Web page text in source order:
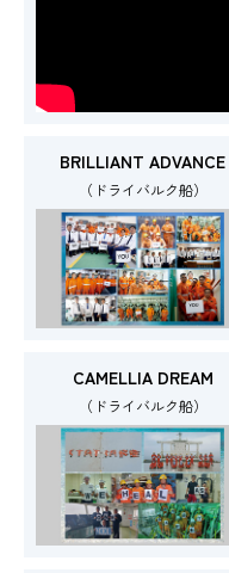
BRILLIANT ADVANCE
（ドライバルク船）
CAMELLIA DREAM
（ドライバルク船）